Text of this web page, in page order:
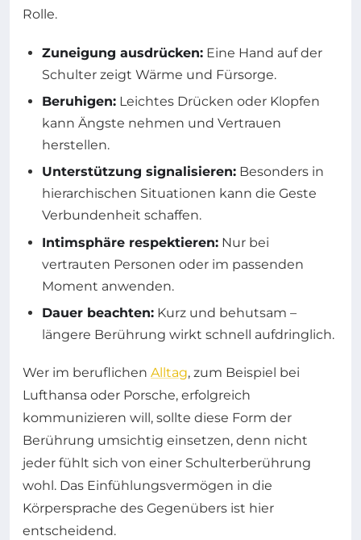
Rolle.
Zuneigung ausdrücken: Eine Hand auf der
Schulter zeigt Wärme und Fürsorge.
Beruhigen: Leichtes Drücken oder Klopfen
kann Ängste nehmen und Vertrauen
herstellen.
Unterstützung signalisieren: Besonders in
hierarchischen Situationen kann die Geste
Verbundenheit schaffen.
Intimsphäre respektieren: Nur bei
vertrauten Personen oder im passenden
Moment anwenden.
Dauer beachten: Kurz und behutsam –
längere Berührung wirkt schnell aufdringlich.
Wer im beruflichen Alltag, zum Beispiel bei
Lufthansa oder Porsche, erfolgreich
kommunizieren will, sollte diese Form der
Berührung umsichtig einsetzen, denn nicht
jeder fühlt sich von einer Schulterberührung
wohl. Das Einfühlungsvermögen in die
Körpersprache des Gegenübers ist hier
entscheidend.